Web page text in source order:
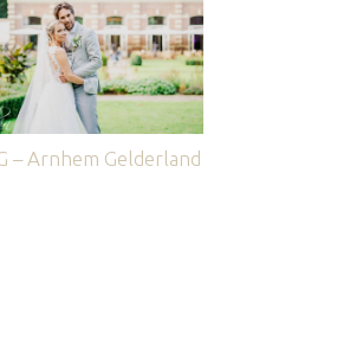
– Arnhem Gelderland